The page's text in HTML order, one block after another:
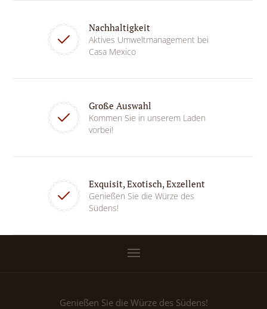
Nachhaltigkeit
Aktives Umweltmanagement bei
Casa Mexico
Große Auswahl
Kommen Sie in unserem Laden
vorbei!
Exquisit, Exotisch, Exzellent
Genießen Sie die Würze des
Südens!
Genießen Sie die Würze des Südens!